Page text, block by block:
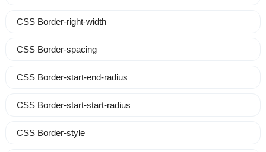
CSS Border-right-width
CSS Border-spacing
CSS Border-start-end-radius
CSS Border-start-start-radius
CSS Border-style